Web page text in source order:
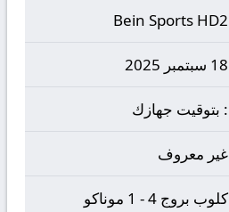
Bein Sports HD2
18 سبتمبر 2025
: بتوقيت جهازك
غير معروف
كلوب بروج 4 - 1 موناكو